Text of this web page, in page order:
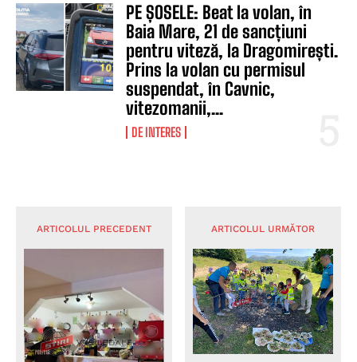
PE ȘOSELE: Beat la volan, în
Baia Mare, 21 de sancțiuni
pentru viteză, la Dragomirești.
Prins la volan cu permisul
suspendat, în Cavnic,
vitezomanii,...
DE INTERES
ARTICOLUL PRECEDENT ARTICOLUL URMĂTOR